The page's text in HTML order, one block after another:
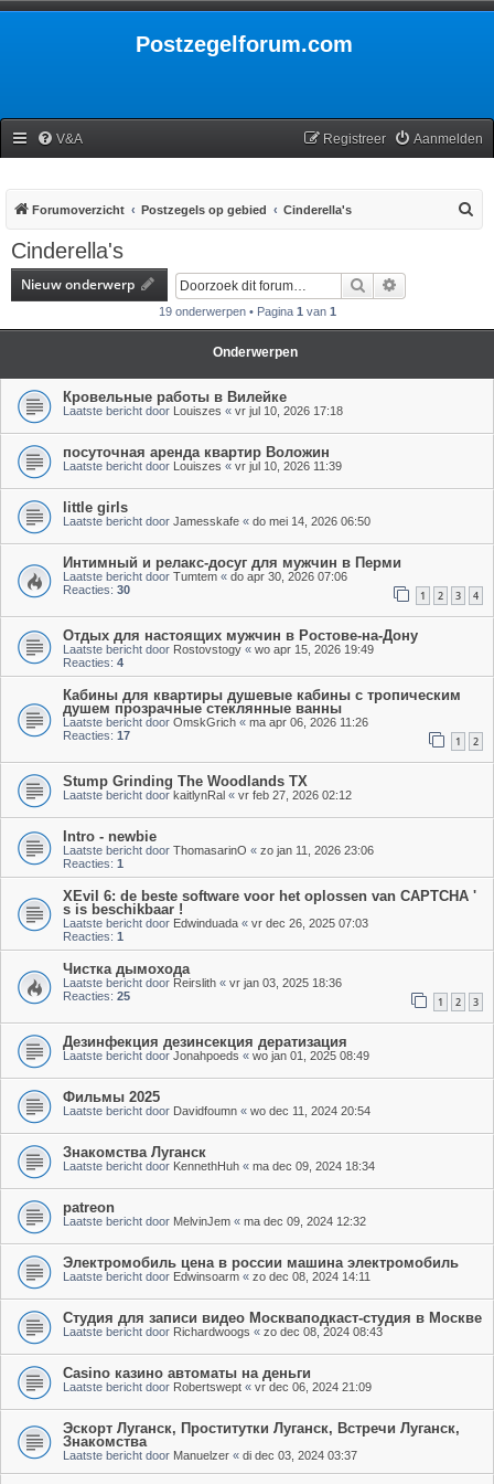
Postzegelforum.com
V&A Aanmelden
Registreer
Forumoverzicht Postzegels op gebied Cinderella's
Cinderella's
Nieuw onderwerp Zoek
19 onderwerpen • Pagina 1 van 1
Onderwerpen
Кровельные работы в Вилейке
Laatste bericht door Louiszes « vr jul 10, 2026 17:18
посуточная аренда квартир Воложин
Laatste bericht door Louiszes « vr jul 10, 2026 11:39
little girls
Laatste bericht door Jamesskafe « do mei 14, 2026 06:50
Интимный и релакс-досуг для мужчин в Перми
Laatste bericht door Tumtem « do apr 30, 2026 07:06
Reacties: 30 1 2 3 4
Отдых для настоящих мужчин в Ростове-на-Дону
Laatste bericht door Rostovstogy « wo apr 15, 2026 19:49
Reacties: 4
Кабины для квартиры душевые кабины с тропическим
душем прозрачные стеклянные ванны
Laatste bericht door OmskGrich « ma apr 06, 2026 11:26
Reacties: 17 1 2
Stump Grinding The Woodlands TX
Laatste bericht door kaitlynRal « vr feb 27, 2026 02:12
Intro - newbie
Laatste bericht door ThomasarinO « zo jan 11, 2026 23:06
Reacties: 1
XEvil 6: de beste software voor het oplossen van CAPTCHA '
s is beschikbaar !
Laatste bericht door Edwinduada « vr dec 26, 2025 07:03
Reacties: 1
Чистка дымохода
Laatste bericht door Reirslith « vr jan 03, 2025 18:36
Reacties: 25 1 2 3
Дезинфекция дезинсекция дератизация
Laatste bericht door Jonahpoeds « wo jan 01, 2025 08:49
Фильмы 2025
Laatste bericht door Davidfoumn « wo dec 11, 2024 20:54
Знакомства Луганск
Laatste bericht door KennethHuh « ma dec 09, 2024 18:34
patreon
Laatste bericht door MelvinJem « ma dec 09, 2024 12:32
Электромобиль цена в россии машина электромобиль
Laatste bericht door Edwinsoarm « zo dec 08, 2024 14:11
Студия для записи видео Москваподкаст-студия в Москве
Laatste bericht door Richardwoogs « zo dec 08, 2024 08:43
Casino казино автоматы на деньги
Laatste bericht door Robertswept « vr dec 06, 2024 21:09
Эскорт Луганск, Проститутки Луганск, Встречи Луганск,
Знакомства
Laatste bericht door Manuelzer « di dec 03, 2024 03:37